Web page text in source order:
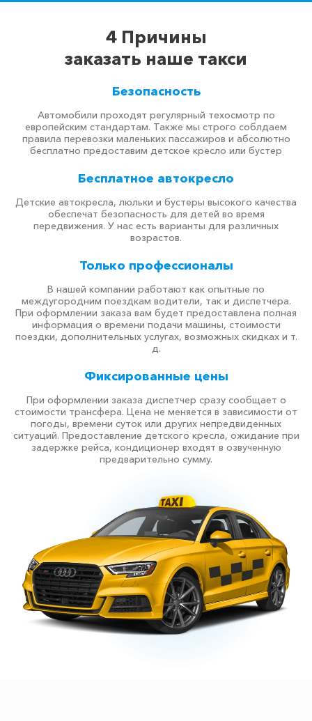
4 Причины
заказать наше такси
Безопасность
Автомобили проходят регулярный техосмотр по
европейским стандартам. Также мы строго соблдаем
правила перевозки маленьких пассажиров и абсолютно
бесплатно предоставим детское кресло или бустер
Бесплатное автокресло
Детские автокресла, люльки и бустеры высокого качества
обеспечат безопасность для детей во время
передвижения. У нас есть варианты для различных
возрастов.
Только профессионалы
В нашей компании работают как опытные по
междугородним поездкам водители, так и диспетчера.
При оформлении заказа вам будет предоставлена полная
информация о времени подачи машины, стоимости
поездки, дополнительных услугах, возможных скидках и т.
д.
Фиксированные цены
При оформлении заказа диспетчер сразу сообщает о
стоимости трансфера. Цена не меняется в зависимости от
погоды, времени суток или других непредвиденных
ситуаций. Предоставление детского кресла, ожидание при
задержке рейса, кондиционер входят в озвученную
предварительно сумму.